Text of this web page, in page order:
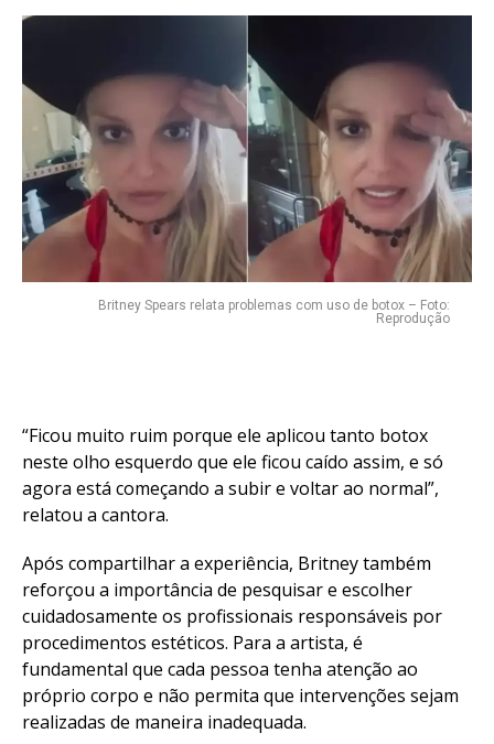
Britney Spears relata problemas com uso de botox – Foto:
Reprodução
“Ficou muito ruim porque ele aplicou tanto botox
neste olho esquerdo que ele ficou caído assim, e só
agora está começando a subir e voltar ao normal”,
relatou a cantora.
Após compartilhar a experiência, Britney também
reforçou a importância de pesquisar e escolher
cuidadosamente os profissionais responsáveis por
procedimentos estéticos. Para a artista, é
fundamental que cada pessoa tenha atenção ao
próprio corpo e não permita que intervenções sejam
realizadas de maneira inadequada.
Flipboard
Reddit
Pinterest
Whatsapp
Email